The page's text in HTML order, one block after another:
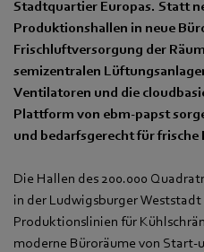
Stadtquartier Europas. Statt
Produktionshallen in neue
Frischluftversorgung der
semizentralen
Ventilatoren und die
Plattform von ebm‑papst
und bedarfsgerecht für frische
Die Hallen des 200.000
in der Ludwigsburger
Produktionslinien für
moderne Büroräume von Start-